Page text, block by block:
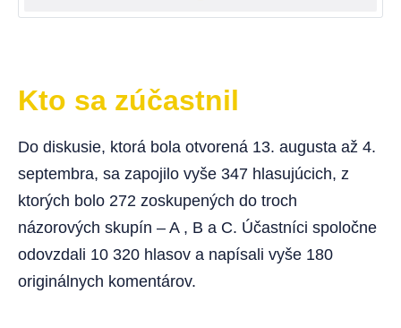
Kto sa zúčastnil
Do diskusie, ktorá bola otvorená 13. augusta až 4.
septembra, sa zapojilo vyše 347 hlasujúcich, z
ktorých bolo 272 zoskupených do troch
názorových skupín – A , B a C. Účastníci spoločne
odovzdali 10 320 hlasov a napísali vyše 180
originálnych komentárov.